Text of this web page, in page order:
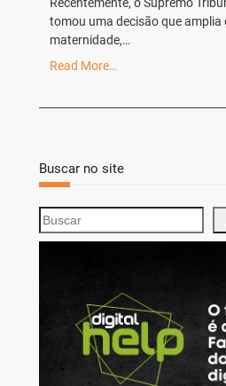
tomou uma decisão que amplia
maternidade,…
Read More…
Buscar no site
S
e